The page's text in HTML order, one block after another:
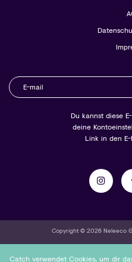
Du kannst diese
deine
Link in den
Copyright © 2026 Neleeco
Catch verwendet Cookies, um dir